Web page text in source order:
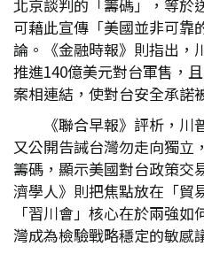
北京談判的「籌碼」，等於
可藉此宣傳「美國並非可靠
論。《金融時報》則指出，
推進140億美元對台軍售，
案相連結，使對台安全承諾
《聯合早報》評析，川
又公開告誡台灣勿走向獨立
籌碼，顯示美國對台政策交
濟學人》則把焦點放在「貿
「習川會」核心在於兩強
灣成為檢驗戰略穩定的敏感